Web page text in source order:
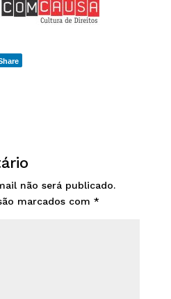
não será publicado.
marcados com *